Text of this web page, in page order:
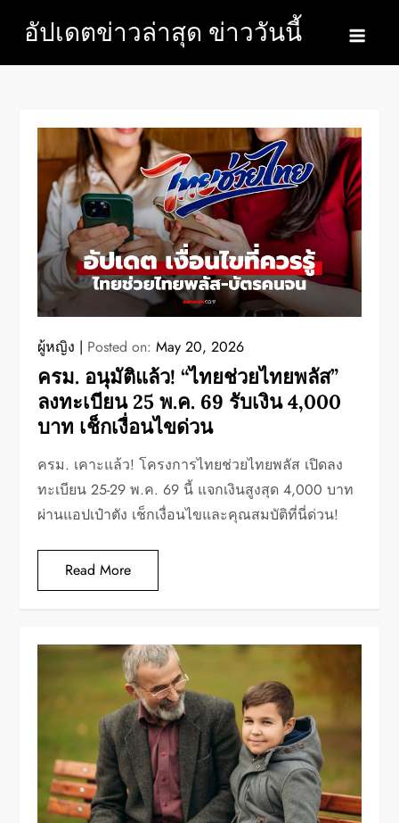
content
อัปเดตข่าวล่าสุด ข่าววันนี้
ผู้หญิง Posted on:May 20, 2026
ครม. อนุมัติแล้ว! “ไทยช่วยไทยพลัส”
ลงทะเบียน 25 พ.ค. 69 รับเงิน 4,000
บาท เช็กเงื่อนไขด่วน
ครม. เคาะแล้ว! โครงการไทยช่วยไทยพลัส เปิดลง
ทะเบียน 25-29 พ.ค. 69 นี้ แจกเงินสูงสุด 4,000 บาท
ผ่านแอปเป๋าตัง เช็กเงื่อนไขและคุณสมบัติที่นี่ด่วน!
Read More